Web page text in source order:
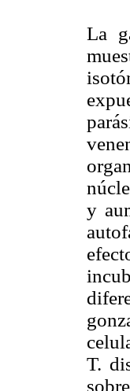
La
y
T.